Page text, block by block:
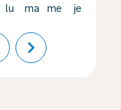
lu ma me je
chevron_right